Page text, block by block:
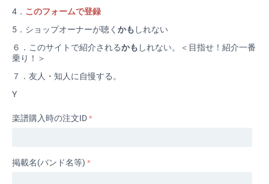
4． このフォームで登録
5．ショップオーナーが聴く かも しれない
６．このサイトで紹介されるかも しれない。＜目指せ！紹介一番
乗り！＞
７．友人・知人に自慢する。
Y
楽譜購入時の注文ID
掲載名(バンド名等)